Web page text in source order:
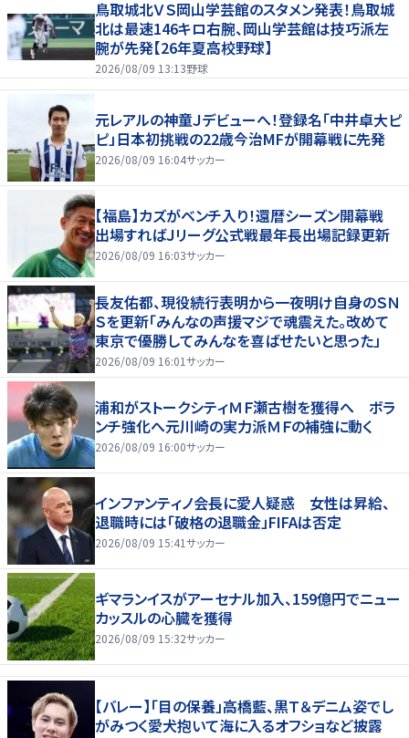
鳥取城北ＶＳ岡山学芸館のスタメン発表！鳥取城
北は最速146キロ右腕、岡山学芸館は技巧派左
腕が先発【26年夏高校野球】
2026/08/09 13:13野球
元レアルの神童Ｊデビューへ！登録名「中井卓大ピ
ピ」日本初挑戦の22歳今治MFが開幕戦に先発
2026/08/09 16:04サッカー
【福島】カズがベンチ入り！還暦シーズン開幕戦
出場すればＪリーグ公式戦最年長出場記録更新
2026/08/09 16:03サッカー
長友佑都、現役続行表明から一夜明け自身のＳＮ
Ｓを更新「みんなの声援マジで魂震えた。改めて
東京で優勝してみんなを喜ばせたいと思った」
2026/08/09 16:01サッカー
浦和がストークシティＭＦ瀬古樹を獲得へ ボラ
ンチ強化へ元川崎の実力派ＭＦの補強に動く
2026/08/09 16:00サッカー
インファンティノ会長に愛人疑惑 女性は昇給、
退職時には「破格の退職金」FIFAは否定
2026/08/09 15:41サッカー
ギマランイスがアーセナル加入、159億円でニュー
カッスルの心臓を獲得
2026/08/09 15:32サッカー
【バレー】「目の保養」高橋藍、黒Ｔ＆デニム姿でし
がみつく愛犬抱いて海に入るオフショなど披露